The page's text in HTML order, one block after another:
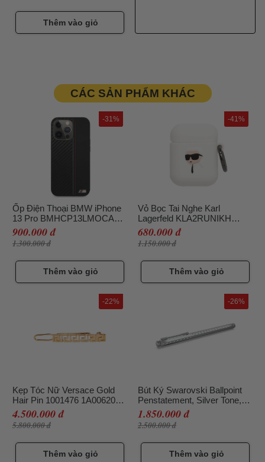
Thêm vào giỏ
CÁC SẢN PHẨM KHÁC
Ốp Điện Thoại BMW iPhone
13 Pro BMHCP13LMOCABK
Cacbon Silicon Logo M Màu
Đen
900.000 đ
1.300.000 đ
-31%
Thêm vào giỏ
Vỏ Bọc Tai Nghe Karl
Lagerfeld KLA2RUNIKH
Apple Airpods 2/1 White
Silicone Màu Trắng
680.000 đ
1.150.000 đ
-41%
Thêm vào giỏ
Kẹp Tóc Nữ Versace Gold
Hair Pin 1001476 1A00620
3J000 Màu Vàng
4.500.000 đ
5.800.000 đ
-22%
Thêm vào giỏ
Bút Ký Swarovski Ballpoint
Penstatement, Silver Tone,
Chrome Plated 5627171 Màu
Bạc
1.850.000 đ
2.500.000 đ
-26%
Thêm vào giỏ